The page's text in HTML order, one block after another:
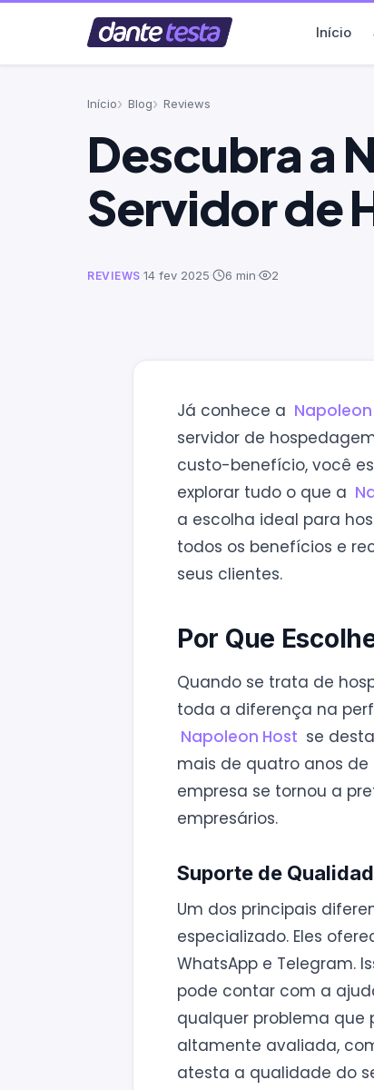
Início
Início Blog Reviews
Descubra a
Servidor de
REVIEWS·14 fev 2025· 6 min· 2
Já conhece a
servidor de
custo-benefício, você
explorar tudo o que a
a escolha ideal para
todos os benefícios e
seus clientes.
Por Que
Quando se trata de
toda a diferença na
Napoleon Host se
mais de quatro anos de
empresa se tornou a
empresários.
Suporte de
Um dos principais
especializado. Eles
WhatsApp e Telegram.
pode contar com a
qualquer problema que
altamente avaliada,
atesta a qualidade do